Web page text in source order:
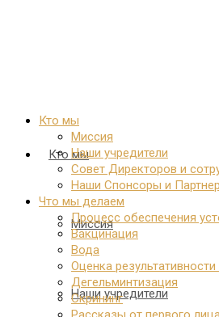
Кто мы
Миссия
Наши учредители
Кто мы
Миссия
Наши учредители
Совет Директоров и
Наши Спонсоры и
Что мы делаем
Процесс обеспечения
Вакцинация
Вода
Оценка
Дегельминтизация
Скрининг